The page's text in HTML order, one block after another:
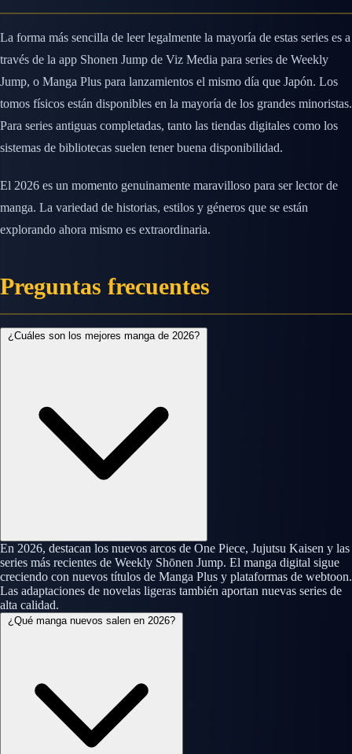
La forma más sencilla de leer legalmente la mayoría de estas series es a
través de la app Shonen Jump de Viz Media para series de Weekly
Jump, o Manga Plus para lanzamientos el mismo día que Japón. Los
tomos físicos están disponibles en la mayoría de los grandes minoristas.
Para series antiguas completadas, tanto las tiendas digitales como los
sistemas de bibliotecas suelen tener buena disponibilidad.
El 2026 es un momento genuinamente maravilloso para ser lector de
manga. La variedad de historias, estilos y géneros que se están
explorando ahora mismo es extraordinaria.
Preguntas frecuentes
¿Cuáles son los mejores manga de 2026?
En 2026, destacan los nuevos arcos de One Piece, Jujutsu Kaisen y las
series más recientes de Weekly Shōnen Jump. El manga digital sigue
creciendo con nuevos títulos de Manga Plus y plataformas de webtoon.
Las adaptaciones de novelas ligeras también aportan nuevas series de
alta calidad.
¿Qué manga nuevos salen en 2026?